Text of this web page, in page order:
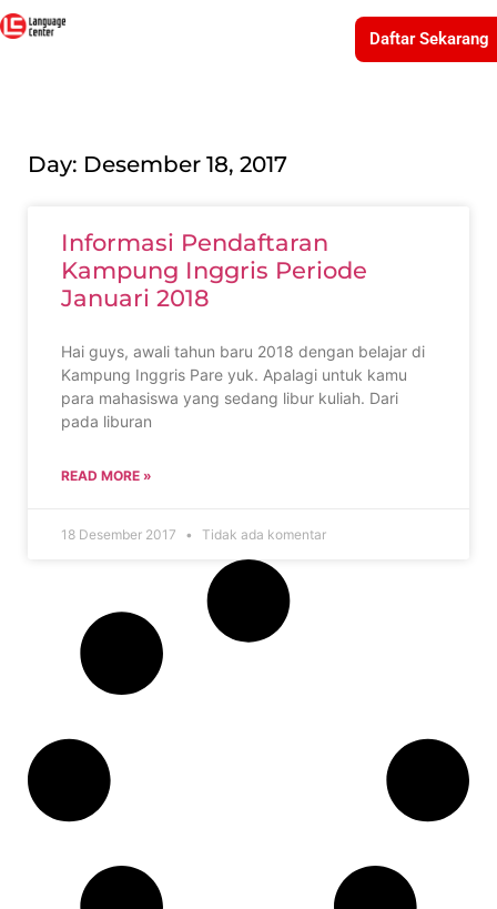
Daftar Sekarang
Day: Desember 18, 2017
Informasi Pendaftaran
Kampung Inggris Periode
Januari 2018
Hai guys, awali tahun baru 2018 dengan belajar di
Kampung Inggris Pare yuk. Apalagi untuk kamu
para mahasiswa yang sedang libur kuliah. Dari
pada liburan
READ MORE »
18 Desember 2017 Tidak ada komentar